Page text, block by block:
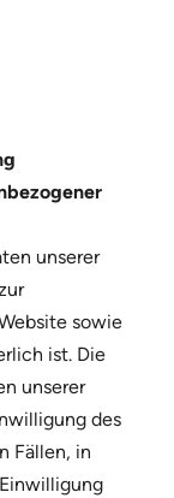
unserer
sowie
ist. Die
unserer
des
Fällen, in